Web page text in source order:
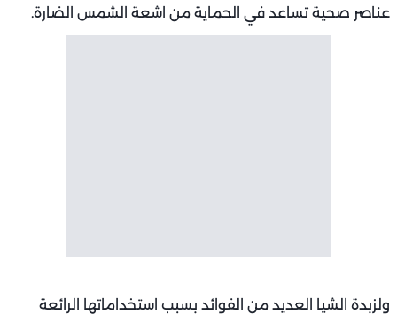
عناصر صحية تساعد في الحماية من اشعة الشمس الضارة.
ولزبدة الشيا العديد من الفوائد بسبب استخداماتها الرائعة